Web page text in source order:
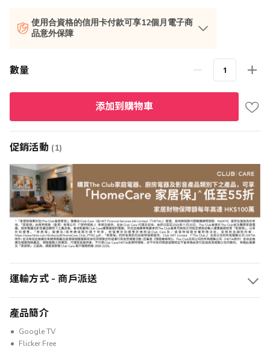
使用合資格的信用卡付款可享12個月電子商
品意外保障
數量
添加到購物車
促銷活動 (1)
運輸方式 - 商戶派送
產品簡介
Google TV
Flicker Free